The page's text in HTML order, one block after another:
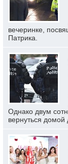
вечеринке,
Патрика.
Однако двум
вернуться домой